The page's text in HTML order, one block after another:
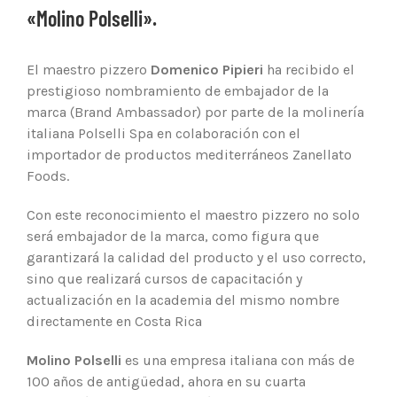
«Molino Polselli».
El maestro pizzero Domenico Pipieri ha recibido el
prestigioso nombramiento de embajador de la
marca (Brand Ambassador) por parte de la molinería
italiana Polselli Spa en colaboración con el
importador de productos mediterráneos Zanellato
Foods.
Con este reconocimiento el maestro pizzero no solo
será embajador de la marca, como figura que
garantizará la calidad del producto y el uso correcto,
sino que realizará cursos de capacitación y
actualización en la academia del mismo nombre
directamente en Costa Rica
Molino Polselli es una empresa italiana con más de
100 años de antigüedad, ahora en su cuarta